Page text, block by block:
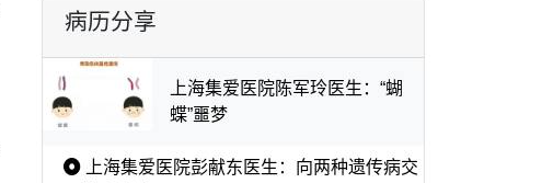
病历分享
上海集爱医院陈军玲医生：“蝴
蝶”噩梦
上海集爱医院彭献东医生：向两种遗传病交